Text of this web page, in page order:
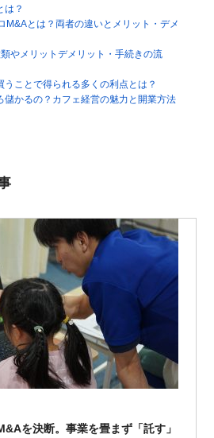
は？
M&Aとは？両者の違いとメリット・デメ
やメリットデメリット・手続きの流
ことで得られる多くの利点とは？
儲かるの？カフェ経営の魅力と開業方法
を決断。事業を畳まず「託す」